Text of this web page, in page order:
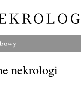
nekrologi